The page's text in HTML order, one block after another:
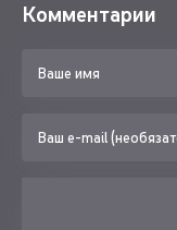
Комментарии